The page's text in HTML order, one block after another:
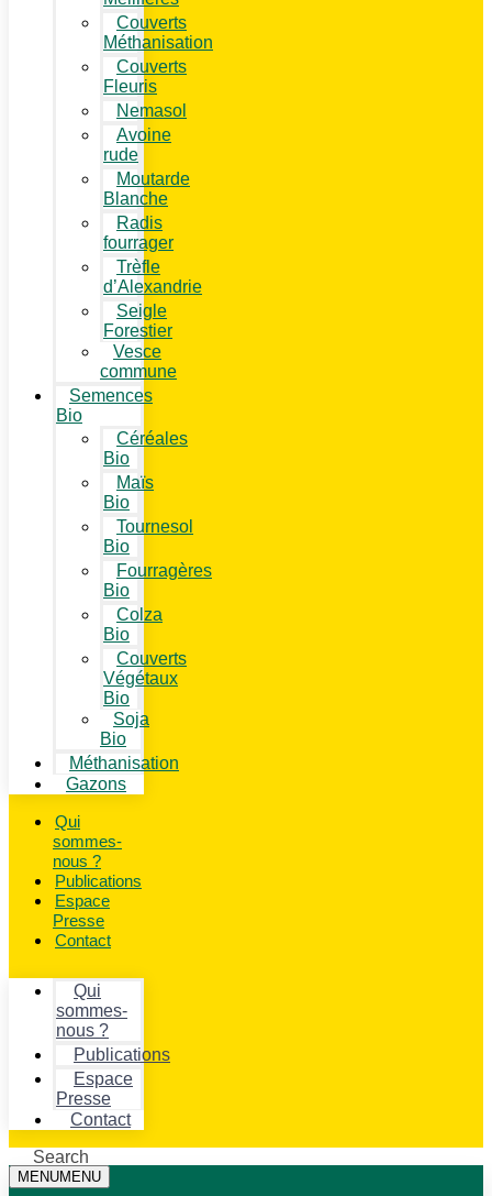
Couverts
Méthanisation
Couverts
Fleuris
Nemasol
Avoine
rude
Moutarde
Blanche
Radis
fourrager
Trèfle
d’Alexandrie
Seigle
Forestier
Vesce
commune
Semences
Bio
Céréales
Bio
Maïs
Bio
Tournesol
Bio
Fourragères
Bio
Colza
Bio
Couverts
Végétaux
Bio
Soja
Bio
Méthanisation
Gazons
Qui
sommes-
nous ?
Publications
Espace
Presse
Contact
Qui
sommes-
nous ?
Publications
Espace
Presse
Contact
Search
MENUMENU